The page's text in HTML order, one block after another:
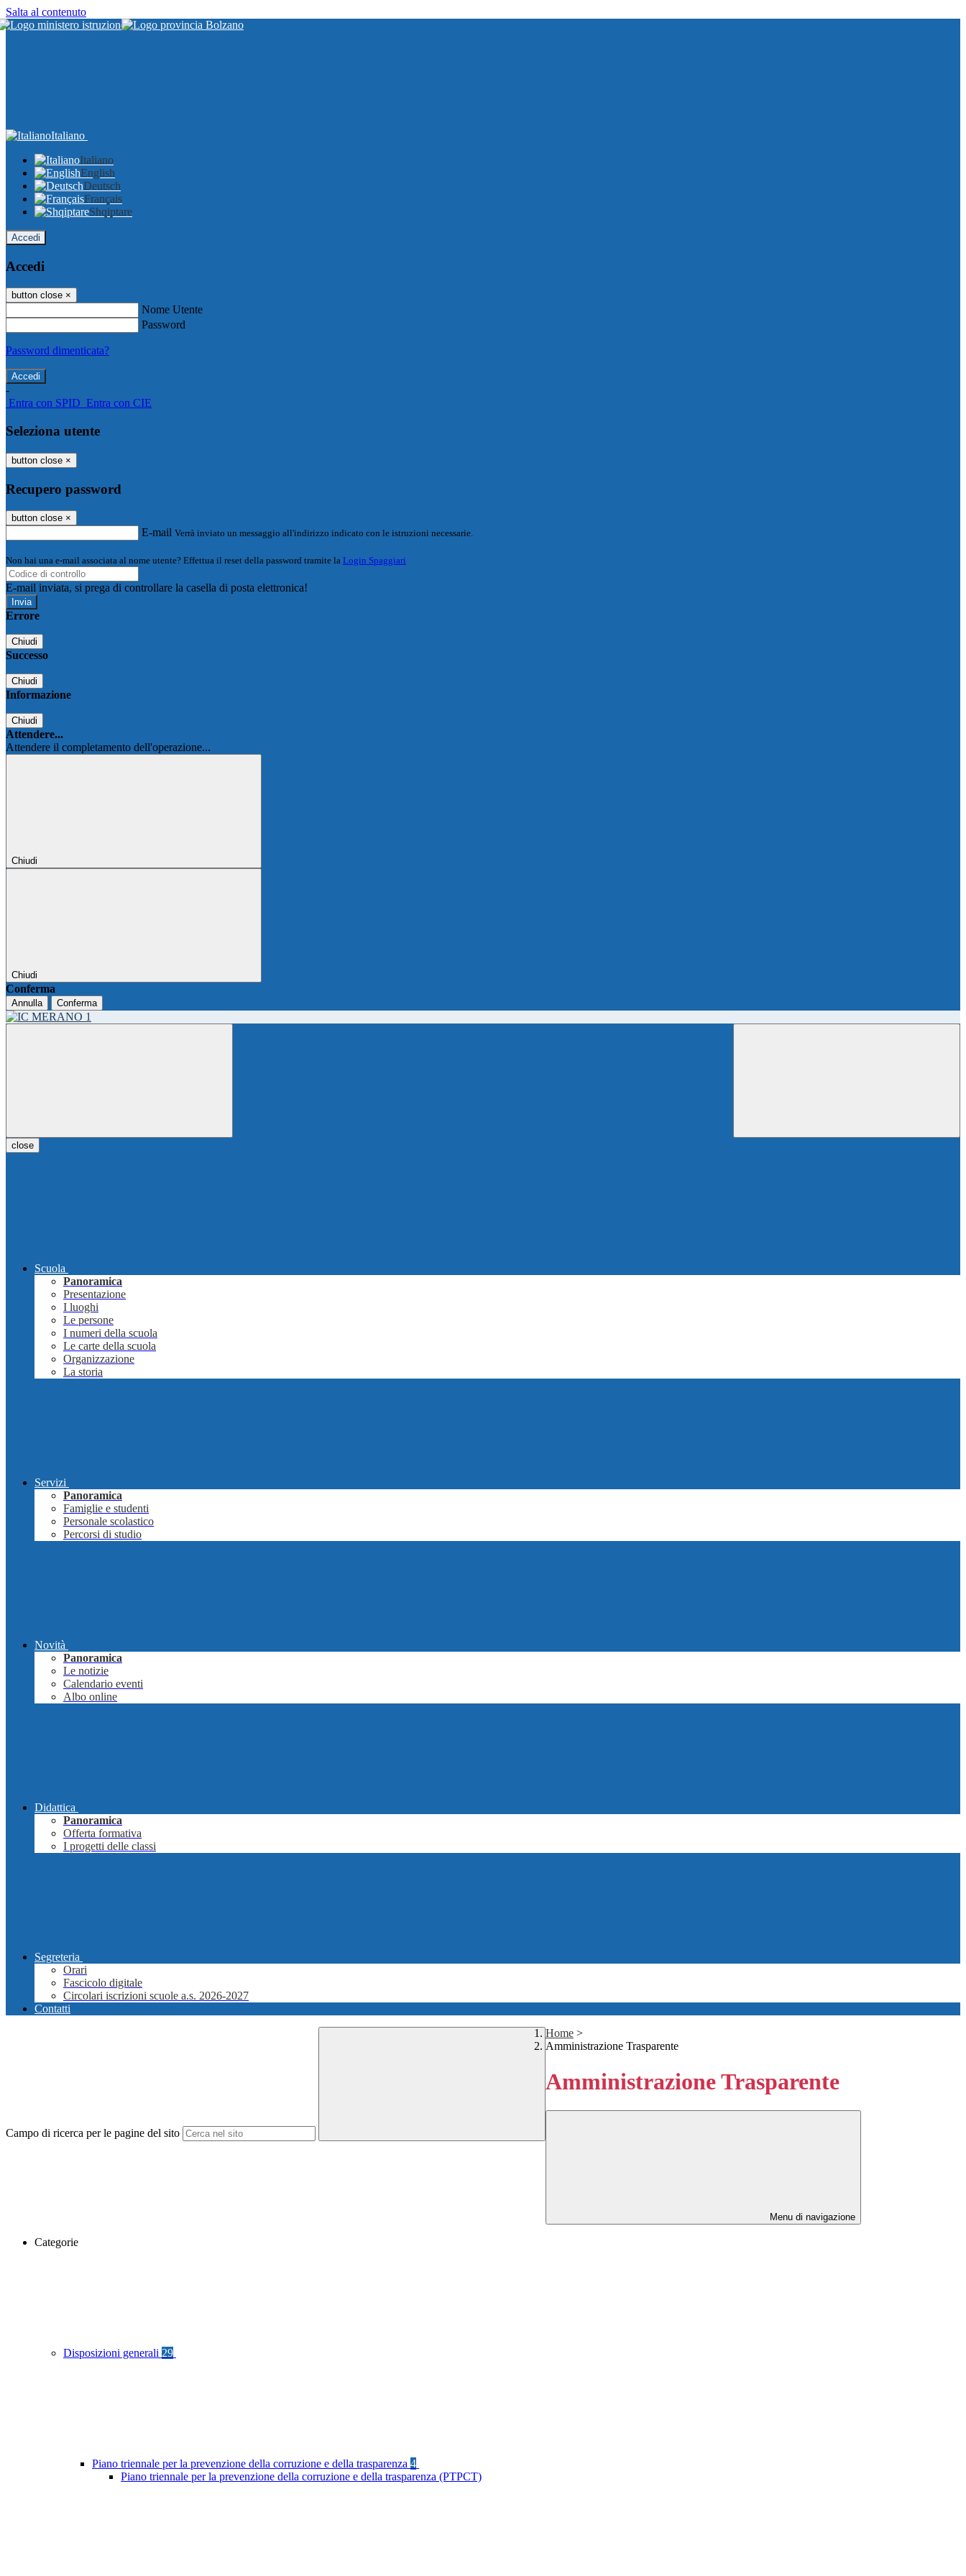
Salta al contenuto
Italiano
Italiano
English
Deutsch
Français
Shqiptare
Accedi
Accedi
button close ×
Nome Utente
Password
Password dimenticata?
-
Entra con SPID Entra con CIE
Seleziona utente
button close ×
Recupero password
button close ×
E-mail Verrà inviato un messaggio all'indirizzo indicato con le istruzioni necessarie.
Non hai una e-mail associata al nome utente? Effettua il reset della password tramite la Login Spaggiari
E-mail inviata, si prega di controllare la casella di posta elettronica!
Errore
Chiudi
Successo
Chiudi
Informazione
Chiudi
Attendere...
Attendere il completamento dell'operazione...
Chiudi
Chiudi
Conferma
Annulla Conferma
close
Scuola
Panoramica
Presentazione
I luoghi
Le persone
I numeri della scuola
Le carte della scuola
Organizzazione
La storia
Servizi
Panoramica
Famiglie e studenti
Personale scolastico
Percorsi di studio
Novità
Panoramica
Le notizie
Calendario eventi
Albo online
Didattica
Panoramica
Offerta formativa
I progetti delle classi
Segreteria
Orari
Fascicolo digitale
Circolari iscrizioni scuole a.s. 2026-2027
Contatti
Campo di ricerca per le pagine del sito
Home >
Amministrazione Trasparente
Amministrazione Trasparente
Menu di navigazione
Categorie
Disposizioni generali 29
Piano triennale per la prevenzione della corruzione e della trasparenza 4
Piano triennale per la prevenzione della corruzione e della trasparenza (PTPCT)